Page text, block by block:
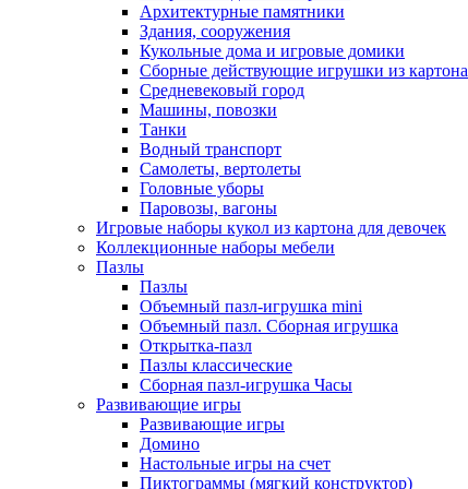
Архитектурные памятники
Здания, сооружения
Кукольные дома и игровые домики
Сборные действующие игрушки из картона
Средневековый город
Машины, повозки
Танки
Водный транспорт
Самолеты, вертолеты
Головные уборы
Паровозы, вагоны
Игровые наборы кукол из картона для девочек
Коллекционные наборы мебели
Пазлы
Пазлы
Объемный пазл-игрушка mini
Объемный пазл. Сборная игрушка
Открытка-пазл
Пазлы классические
Сборная пазл-игрушка Часы
Развивающие игры
Развивающие игры
Домино
Настольные игры на счет
Пиктограммы (мягкий конструктор)